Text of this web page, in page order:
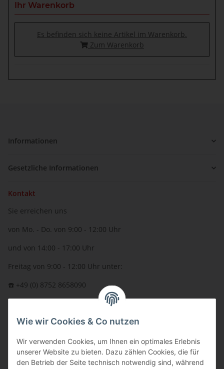
Ihr Warenkorb
Es befinden sich keine Artikel im Warenkorb.
Zum Warenkorb
Informationen
Gesetzliche Informationen
Kontakt
Sie erreichen uns
von Mo. - Do. von 9:00 - 12:00 Uhr
und von 14:00 - 17:00 Uhr
Freitag von 9:00 - 12:00 Uhr unter:
☎️ +49 (0) 8752 8658090
oder über unserKontaktformular
BFT - Autorisierter Fachhändler
Wie wir Cookies & Co nutzen
Wir verwenden Cookies, um Ihnen ein optimales Erlebnis
unserer Website zu bieten. Dazu zählen Cookies, die für
den Betrieb der Seite technisch notwendig sind, während